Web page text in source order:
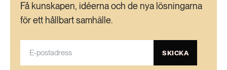
Få kunskapen, idéerna och de nya lösningarna
för ett hållbart samhälle.
SKICKA